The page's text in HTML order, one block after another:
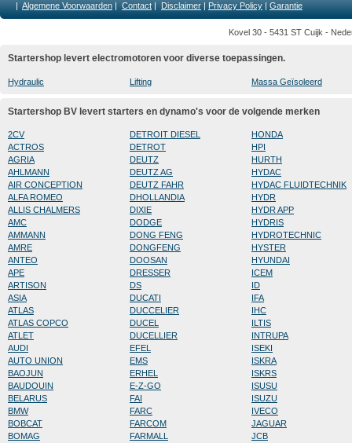
| Algemene Voorwaarden | Contact | Disclaimer | Privacy Policy | Garantie
Kovel 30 - 5431 ST Cuijk -
Startershop levert electromotoren voor diverse toepassingen.
Hydraulic Lifting Massa Geïsoleerd
Startershop BV levert starters en dynamo's voor de volgende merken
2CV
ACTROS
AGRIA
AHLMANN
AIR CONCEPTION
ALFA ROMEO
ALLIS CHALMERS
AMC
AMMANN
AMRE
ANTEO
APE
ARTISON
ASIA
ATLAS
ATLAS COPCO
ATLET
AUDI
AUTO UNION
BAOJUN
BAUDOUIN
BELARUS
BMW
BOBCAT
BOMAG
DETROIT DIESEL
DETROT
DEUTZ
DEUTZ AG
DEUTZ FAHR
DHOLLANDIA
DIXIE
DODGE
DONG FENG
DONGFENG
DOOSAN
DRESSER
DS
DUCATI
DUCCELIER
DUCEL
DUCELLIER
EFEL
EMS
ERHEL
E-Z-GO
FAI
FARC
FARCOM
FARMALL
HONDA
HPI
HURTH
HYDAC
HYDAC FLUIDTECHNIK
HYDR
HYDR APP
HYDRIS
HYDROTECHNIC
HYSTER
HYUNDAI
ICEM
ID
IFA
IHC
ILTIS
INTRUPA
ISEKI
ISKRA
ISKRS
ISUSU
ISUZU
IVECO
JAGUAR
JCB